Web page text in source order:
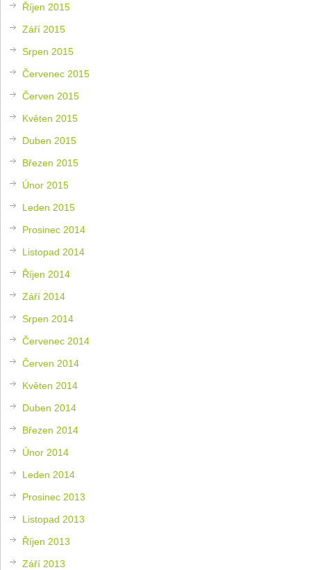
Říjen 2015
Září 2015
Srpen 2015
Červenec 2015
Červen 2015
Květen 2015
Duben 2015
Březen 2015
Únor 2015
Leden 2015
Prosinec 2014
Listopad 2014
Říjen 2014
Září 2014
Srpen 2014
Červenec 2014
Červen 2014
Květen 2014
Duben 2014
Březen 2014
Únor 2014
Leden 2014
Prosinec 2013
Listopad 2013
Říjen 2013
Září 2013